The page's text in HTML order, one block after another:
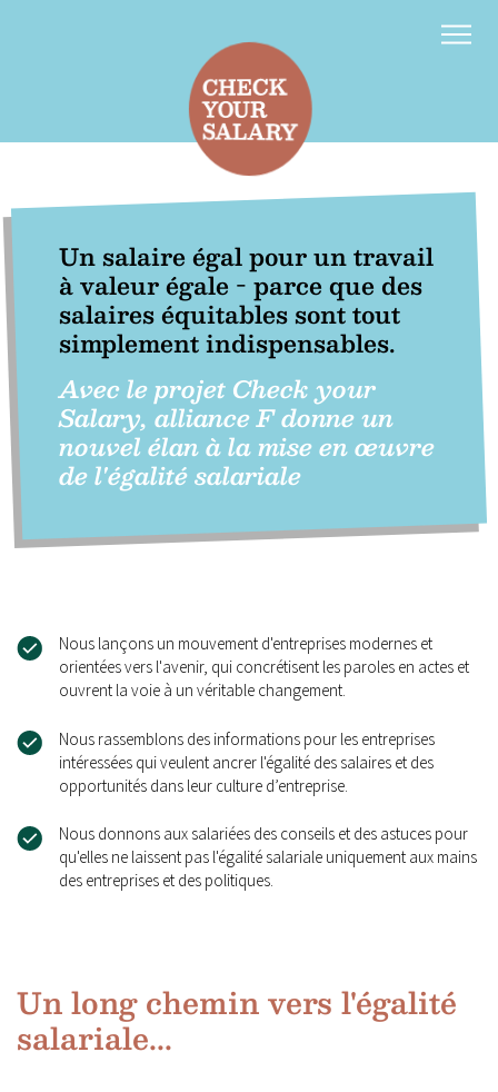
d f
Un salaire égal pour un travail
à valeur égale - parce que des
salaires équitables sont tout
simplement indispensables.
Avec le projet Check your
Salary, alliance F donne un
nouvel élan à la mise en œuvre
de l'égalité salariale
Nous lançons un mouvement d'entreprises modernes et
orientées vers l'avenir, qui concrétisent les paroles en actes et
ouvrent la voie à un véritable changement.
Nous rassemblons des informations pour les entreprises
intéressées qui veulent ancrer l'égalité des salaires et des
opportunités dans leur culture d’entreprise.
Nous donnons aux salariées des conseils et des astuces pour
qu'elles ne laissent pas l'égalité salariale uniquement aux mains
des entreprises et des politiques.
Un long chemin vers l'égalité
salariale...